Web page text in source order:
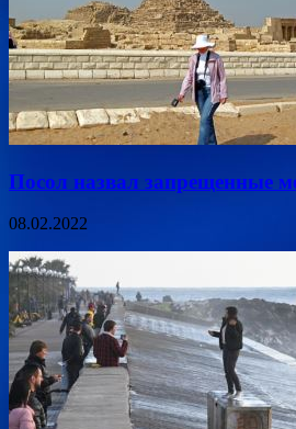
Посол назвал запрещенные
08.02.2022